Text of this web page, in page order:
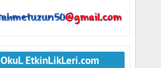
OkuL EtkinLikLeri.com